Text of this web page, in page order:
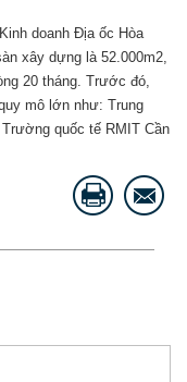
doanh Địa ốc Hòa
xây dựng là 52.000m2,
20 tháng. Trước đó,
mô lớn như: Trung
quốc tế RMIT Cần